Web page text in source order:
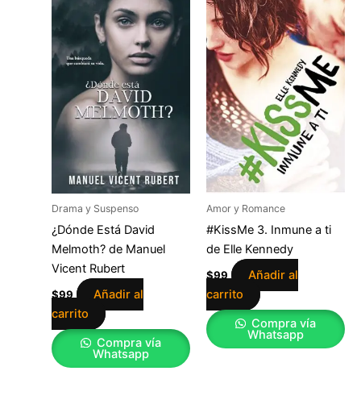
Drama y Suspenso
¿Dónde Está David
Melmoth? de Manuel
Vicent Rubert
$99
Añadir al
carrito
Compra vía
Whatsapp
Amor y Romance
#KissMe 3. Inmune a ti
de Elle Kennedy
$99
Añadir al
carrito
Compra vía
Whatsapp